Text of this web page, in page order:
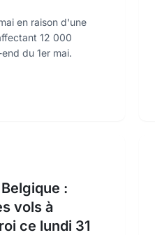
en raison d'une
12 000
du 1er mai.
:
vols à
ce lundi 31